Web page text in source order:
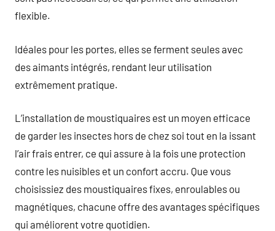
flexible.
Idéales pour les portes, elles se ferment seules avec
des aimants intégrés, rendant leur utilisation
extrêmement pratique.
L’installation de moustiquaires est un moyen efficace
de garder les insectes hors de chez soi tout en la issant
l’air frais entrer, ce qui assure à la fois une protection
contre les nuisibles et un confort accru. Que vous
choisissiez des moustiquaires fixes, enroulables ou
magnétiques, chacune offre des avantages spécifiques
qui améliorent votre quotidien.